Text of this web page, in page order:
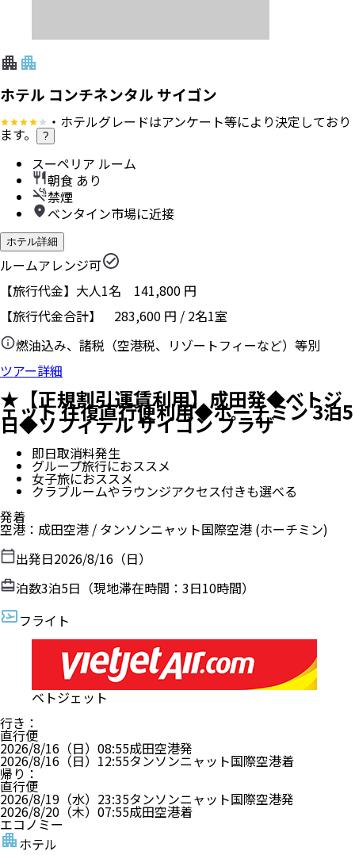
ホテル コンチネンタル サイゴン
・ホテルグレードはアンケート等により決定しており
ます。 ?
スーペリア ルーム
朝食 あり
禁煙
ベンタイン市場に近接
ホテル詳細
ルームアレンジ可
【旅行代金】大人1名 141,800 円
【旅行代金合計】 283,600 円 / 2名1室
燃油込み、諸税（空港税、リゾートフィーなど）等別
ツアー詳細
★【正規割引運賃利用】成田発◆ベトジ
ェット 往復直行便利用◆ホーチミン 3泊5
日◆ソフィテル サイゴン プラザ
即日取消料発生
グループ旅行におススメ
女子旅におススメ
クラブルームやラウンジアクセス付きも選べる
発着
空港 ： 成田空港 / タンソンニャット国際空港 (ホーチミン)
出発日2026/8/16（日）
泊数3泊5日（現地滞在時間： 3日10時間）
フライト
ベトジェット
行き ：
直行便
2026/8/16（日） 08:55成田空港発
2026/8/16（日） 12:55タンソンニャット国際空港着
帰り ：
直行便
2026/8/19（水） 23:35タンソンニャット国際空港発
2026/8/20（木） 07:55成田空港着
エコノミー
ホテル